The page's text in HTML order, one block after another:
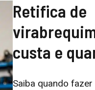
Retifica de
custa e
Saiba quando